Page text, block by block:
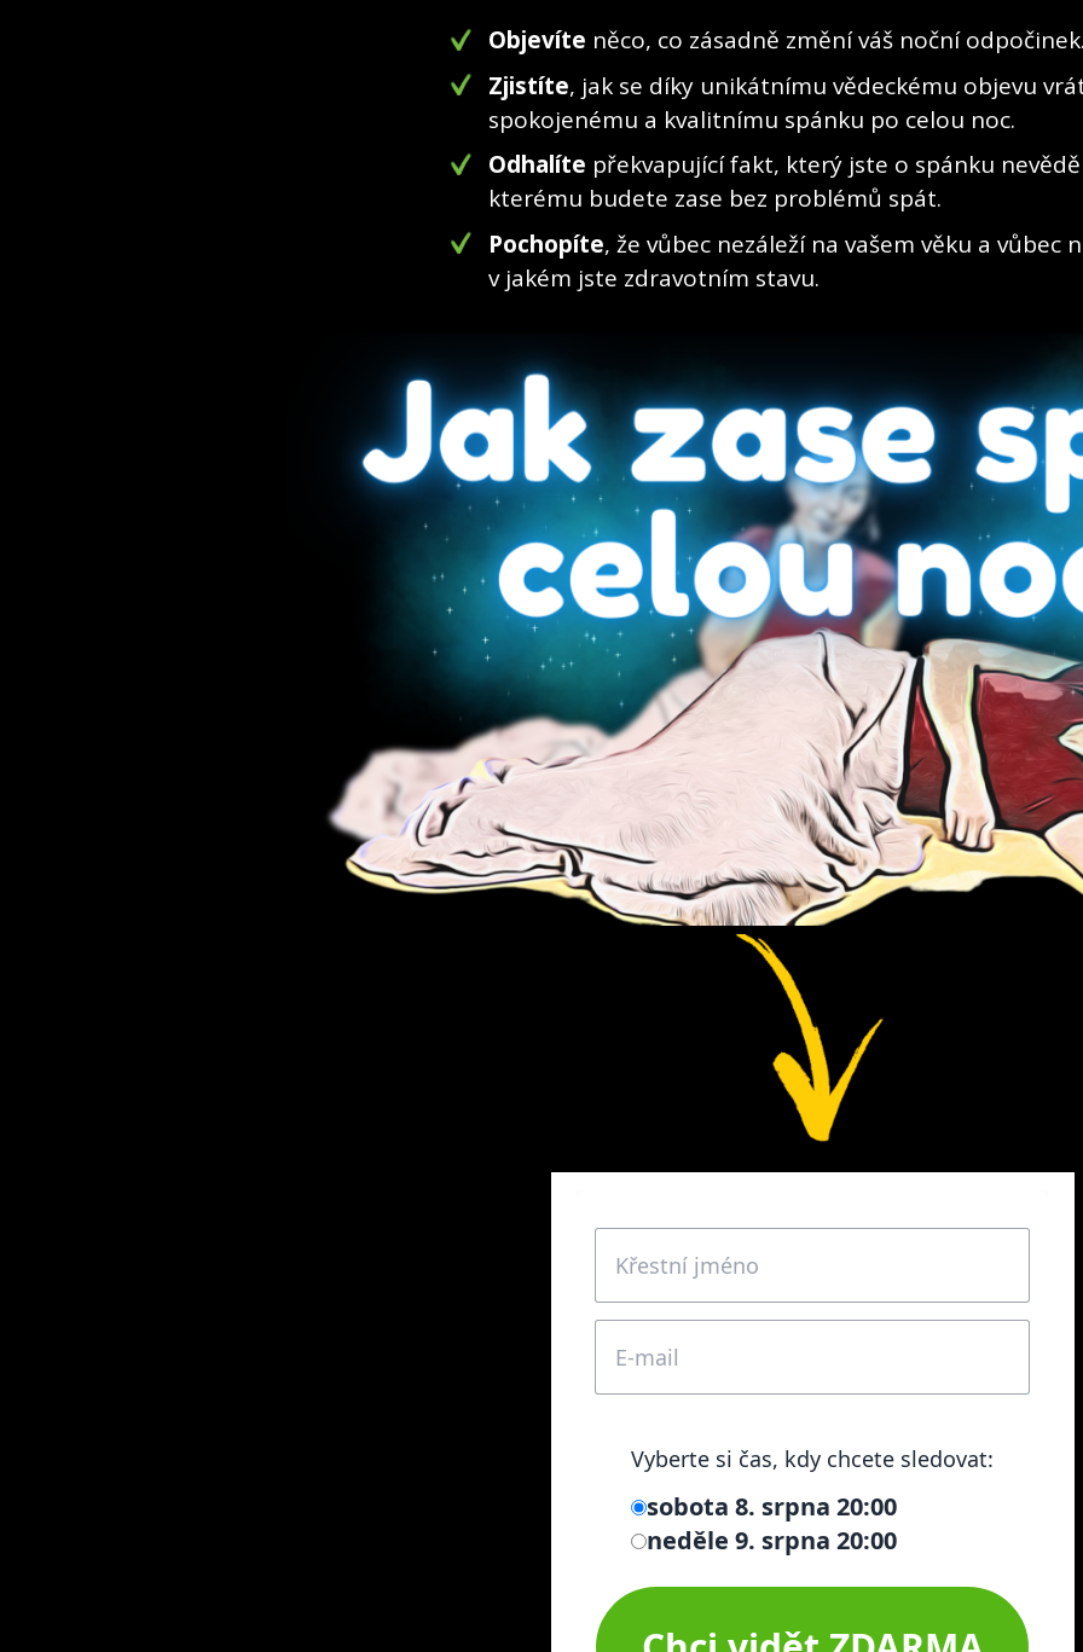
Objevíte něco, co zásadně změní váš noční odpočinek.
Zjistíte, jak se díky unikátnímu vědeckému objevu
spokojenému a kvalitnímu spánku po celou noc.
Odhalíte překvapující fakt, který jste o spánku
kterému budete zase bez problémů spát.
Pochopíte, že vůbec nezáleží na vašem věku a vůbec
v jakém jste zdravotním stavu.